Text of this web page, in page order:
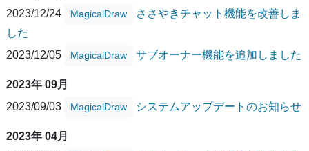
2023/12/24
MagicalDraw
ささやきチャット機能を改善しま
した
2023/12/05
MagicalDraw サブオーナー機能を追加しました
2023年 09月
2023/09/03
MagicalDraw システムアップデートのお知らせ
2023年 04月